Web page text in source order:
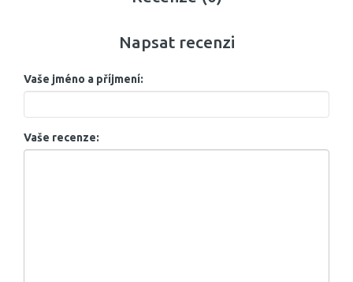
Napsat recenzi
Vaše jméno a příjmení:
Vaše recenze: